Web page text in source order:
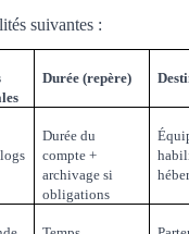
suivantes :
Durée (repère)
Durée du
compte +
archivage si
obligations